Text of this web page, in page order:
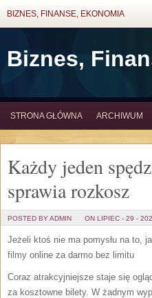
BIZNES, FINANSE, EKONOMIA
Biznes,
STRONA GŁÓWNA ARCHIWUM
Każdy jeden
sprawia rozkosz
POSTED BY ADMIN ON LIPIEC - 29 -
Jeżeli ktoś nie ma pomysłu na to,
filmy online za darmo bez limitu
Coraz atrakcyjniejsze staje się
za kosztowne bilety. W żadnym